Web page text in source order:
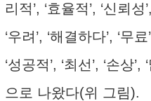
리적’, ‘효율적’, ‘신뢰성
‘우려’, ‘해결하다’, ‘무료
‘성공적’, ‘최선’, ‘손상
으로 나왔다(위 그림).